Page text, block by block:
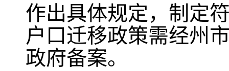
作出具体规定，制定
户口迁移政策需经州
政府备案。